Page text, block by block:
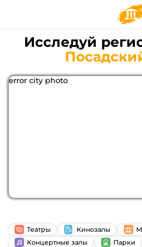
Исследуй
error city photo
Театры Кинозалы
Концертные залы
Парки